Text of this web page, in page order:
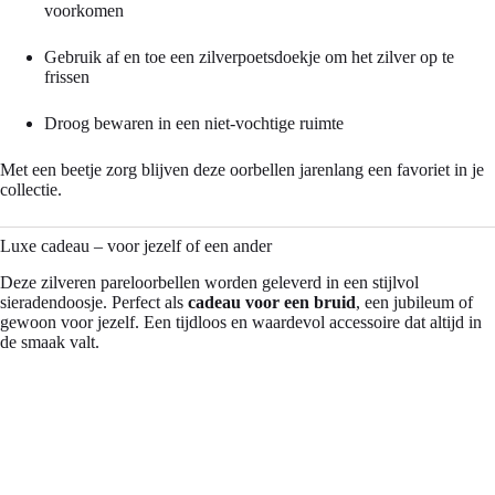
voorkomen
Gebruik af en toe een zilverpoetsdoekje om het zilver op te
frissen
Droog bewaren in een niet-vochtige ruimte
Met een beetje zorg blijven deze oorbellen jarenlang een favoriet in je
collectie.
Luxe cadeau – voor jezelf of een ander
Deze zilveren pareloorbellen worden geleverd in een stijlvol
sieradendoosje. Perfect als cadeau voor een bruid, een jubileum of
gewoon voor jezelf. Een tijdloos en waardevol accessoire dat altijd in
de smaak valt.